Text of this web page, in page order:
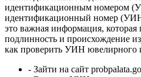
идентификационным номером
идентификационный номер
это важная информация, которая
подлинность и происхождение
как проверить УИН ювелирного
- Зайти на сайт